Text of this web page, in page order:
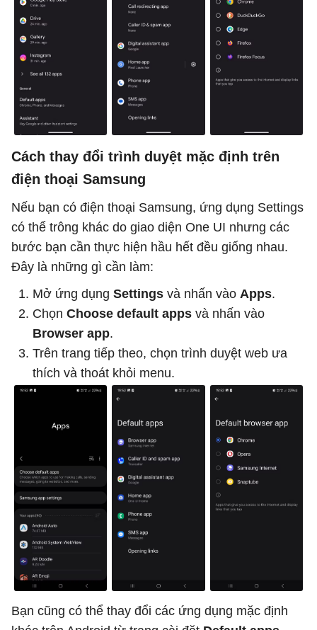
Cách thay đổi trình duyệt mặc định trên
điện thoại Samsung
Nếu bạn có điện thoại Samsung, ứng dụng Settings
có thể trông khác do giao diện One UI nhưng các
bước bạn cần thực hiện hầu hết đều giống nhau.
Đây là những gì cần làm:
Mở ứng dụng Settings và nhấn vào Apps.
Chọn Choose default apps và nhấn vào
Browser app.
Trên trang tiếp theo, chọn trình duyệt web ưa
thích và thoát khỏi menu.
Bạn cũng có thể thay đổi các ứng dụng mặc định